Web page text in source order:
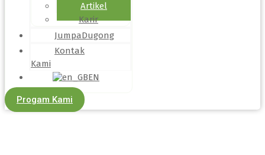
Artikel
Karir
JumpaDugong
Kontak
Kami
EN
Progam Kami